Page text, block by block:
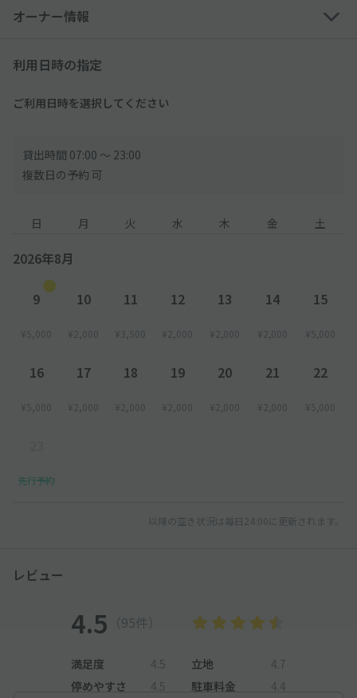
用できない可能性あり
可能性あり
●7:00～23:00までに入出庫してください。23:00～翌朝7:00は入
●予約時間を超えてご利用された場合、現地料金に従い、現地に
て超過料金をお支払いください。
【入庫方法について】
●到着後、現地スタッフへakippaで予約している旨を伝え、予
約完了メール または 予約確認ページをご提示ください。申請な
き場合、現地にて別途お支払が発生します。
※現地が満車の場合でも、akippa枠は確保されております。現
地スタッフへakippaで予約している旨を伝え、予約完了メール
オーナー情報
利用日時の指定
ご利用日時を選択してください
貸出時間 07:00 〜 23:00
複数日の予約 可
日 月 火 水 木 金 土
2026年8月
9
¥5,000
10
¥2,000
11
¥3,500
12
¥2,000
13
¥2,000
14
¥2,000
15
¥5,000
16
¥5,000
17
¥2,000
18
¥2,000
19
¥2,000
20
¥2,000
21
¥2,000
22
¥5,000
先行予約
以降の空き状況は毎日24:00に更新されます。
レビュー
4.5 （95件）
満足度 4.5 立地
4.7
停めやすさ
4.5 駐車料金 4.4